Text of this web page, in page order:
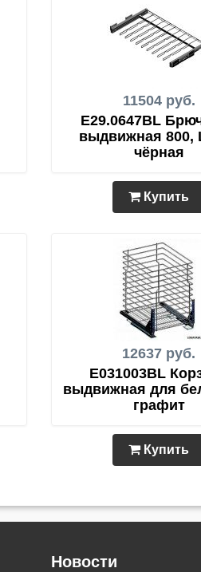
11504 руб.
E29.0647BL
выдвижная 800,
чёрная
Купить
12637 руб.
E031003BL
выдвижная для
графит
Купить
Новости